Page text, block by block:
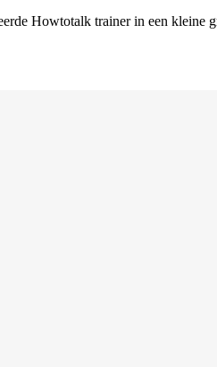
Howtotalk trainer in een kleine